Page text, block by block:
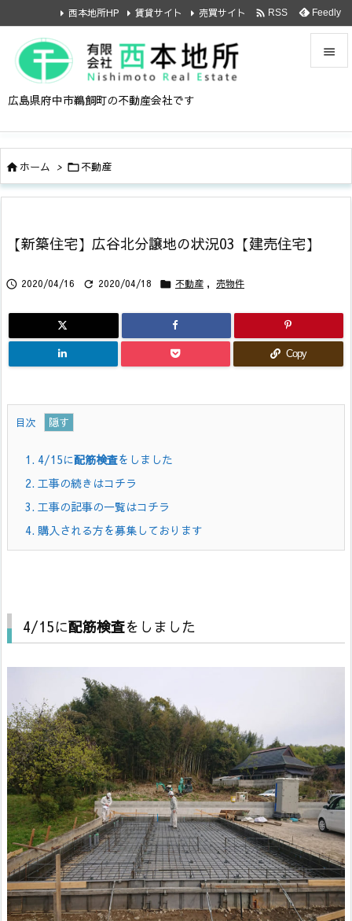
広島県府中市鵜飼町の不動産会社です


サイド
前へ
西本地所HP 賃貸サイト 売買サイト  RSS Feedly
ホーム > 不動産
【新築住宅】広谷北分譲地の状況03【建売住宅】
 2020/04/16  2020/04/18  不動産 , 売物件
Copy
目次
1. 4/15に配筋検査をしました
2. 工事の続きはコチラ
3. 工事の記事の一覧はコチラ
4. 購入される方を募集しております
4/15に配筋検査をしました